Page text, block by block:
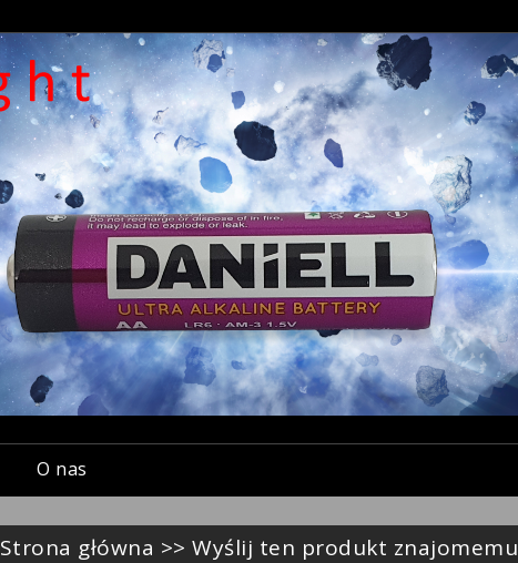
O nas
Strona główna >> Wyślij ten produkt znajomemu